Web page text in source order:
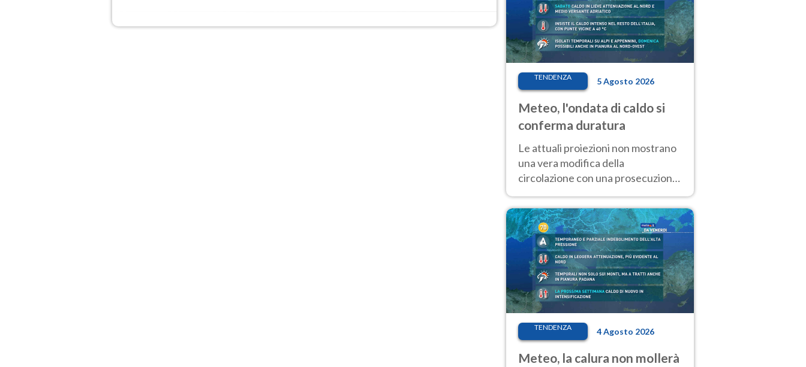
TENDENZA 5 Agosto 2026
Meteo, l'ondata di caldo si
conferma duratura
Le attuali proiezioni non mostrano
una vera modifica della
circolazione con una prosecuzione
giorni, compresa la settimana di
Ferragosto
TENDENZA 4 Agosto 2026
Meteo, la calura non mollerà